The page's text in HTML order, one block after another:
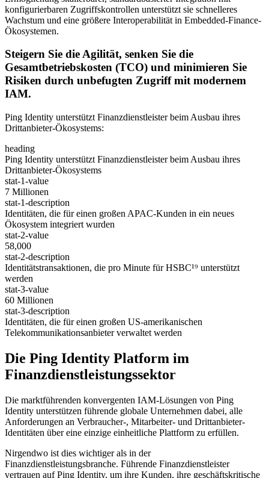
konfigurierbaren Zugriffskontrollen unterstützt sie schnelleres
Wachstum und eine größere Interoperabilität in Embedded-Finance-
Ökosystemen.
Steigern Sie die Agilität, senken Sie die
Gesamtbetriebskosten (TCO) und minimieren Sie
Risiken durch unbefugten Zugriff mit modernem
IAM.
Ping Identity unterstützt Finanzdienstleister beim Ausbau ihres
Drittanbieter-Ökosystems:
heading
Ping Identity unterstützt Finanzdienstleister beim Ausbau ihres
Drittanbieter-Ökosystems
stat-1-value
7 Millionen
stat-1-description
Identitäten, die für einen großen APAC-Kunden in ein neues
Ökosystem integriert wurden
stat-2-value
58,000
stat-2-description
Identitätstransaktionen, die pro Minute für HSBC¹⁹ unterstützt
werden
stat-3-value
60 Millionen
stat-3-description
Identitäten, die für einen großen US-amerikanischen
Telekommunikationsanbieter verwaltet werden
Die Ping Identity Platform im
Finanzdienstleistungssektor
Die marktführenden konvergenten IAM-Lösungen von Ping
Identity unterstützen führende globale Unternehmen dabei, alle
Anforderungen an Verbraucher-, Mitarbeiter- und Drittanbieter-
Identitäten über eine einzige einheitliche Plattform zu erfüllen.
Nirgendwo ist dies wichtiger als in der
Finanzdienstleistungsbranche. Führende Finanzdienstleister
vertrauen auf Ping Identity, um ihre Kunden, ihre geschäftskritische